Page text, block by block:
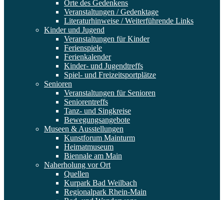
Orte des Gedenkens
Veranstaltungen / Gedenktage
Literaturhinweise / Weiterführende Links
Kinder und Jugend
Veranstaltungen für Kinder
Ferienspiele
Ferienkalender
Kinder- und Jugendtreffs
Spiel- und Freizeitsportplätze
Senioren
Veranstaltungen für Senioren
Seniorentreffs
Tanz- und Singkreise
Bewegungsangebote
Museen & Ausstellungen
Kunstforum Mainturm
Heimatmuseum
Biennale am Main
Naherholung vor Ort
Quellen
Kurpark Bad Weilbach
Regionalpark Rhein-Main